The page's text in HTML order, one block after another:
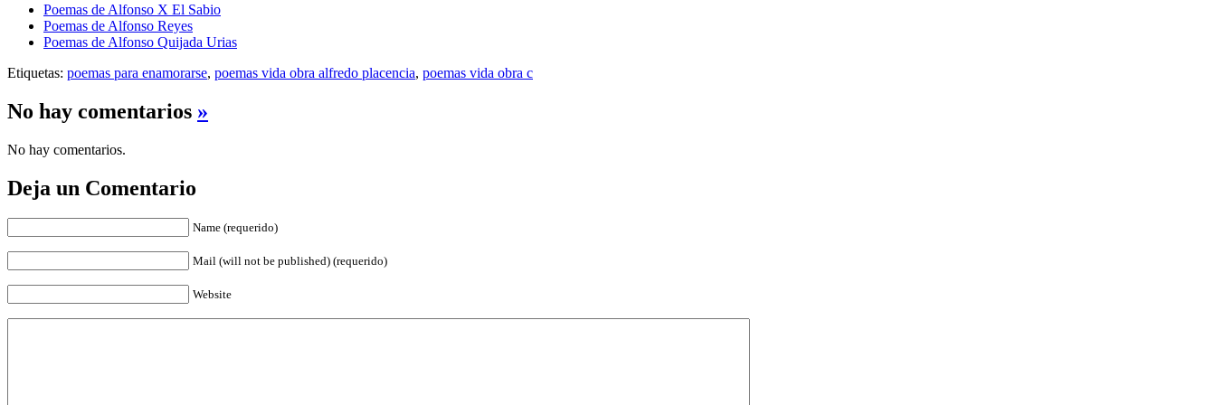
Poemas de Alfonso X El Sabio
Poemas de Alfonso Reyes
Poemas de Alfonso Quijada Urias
Etiquetas: poemas para enamorarse, poemas vida obra alfredo placencia, poemas vida obra c
No hay comentarios »
No hay comentarios.
Deja un Comentario
Name (requerido)
Mail (will not be published) (requerido)
Website